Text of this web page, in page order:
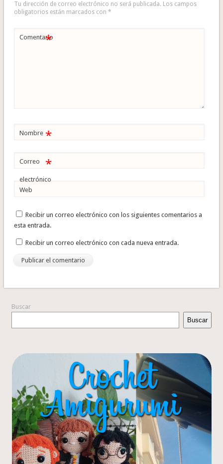
Tu dirección de correo electrónico no será publicada. Los campos
obligatorios están marcados con *
Comentario
*
Nombre *
Correo
electrónico
*
Web
Recibir un correo electrónico con los siguientes comentarios a
esta entrada.
Recibir un correo electrónico con cada nueva entrada.
Buscar
Buscar